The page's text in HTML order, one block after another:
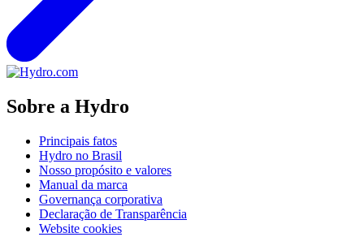
Sobre a Hydro
Principais fatos
Hydro no Brasil
Nosso propósito e valores
Manual da marca
Governança corporativa
Declaração de Transparência
Website cookies